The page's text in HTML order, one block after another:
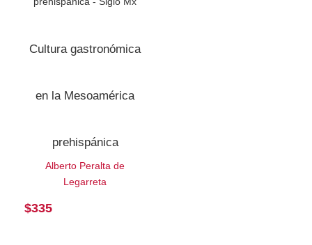
Cultura gastronómica
en la Mesoamérica
prehispánica
Alberto Peralta de
Legarreta
$335